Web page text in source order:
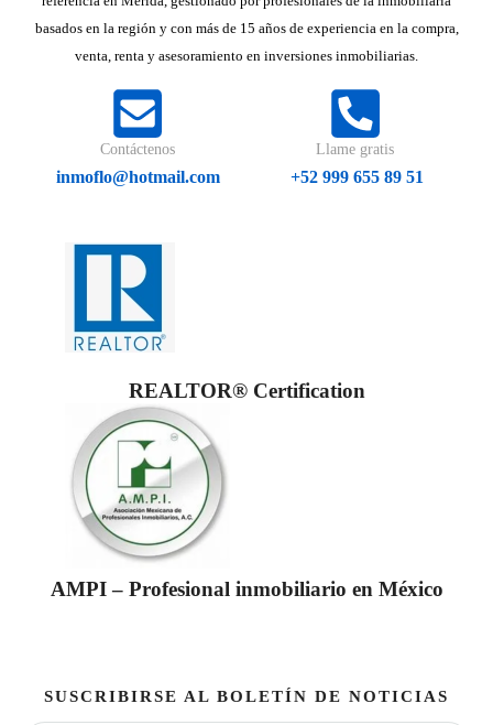
basados en la región y con más de 15 años de experiencia en la compra,
venta, renta y asesoramiento en inversiones inmobiliarias.
Contáctenos
inmoflo@hotmail.com
Llame gratis
+52 999 655 89 51
REALTOR® Certification
AMPI – Profesional inmobiliario en México
SUSCRIBIRSE AL BOLETÍN DE NOTICIAS